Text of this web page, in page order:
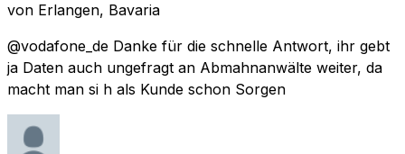
von Erlangen, Bavaria
@vodafone_de Danke für die schnelle Antwort, ihr gebt
ja Daten auch ungefragt an Abmahnanwälte weiter, da
macht man si h als Kunde schon Sorgen